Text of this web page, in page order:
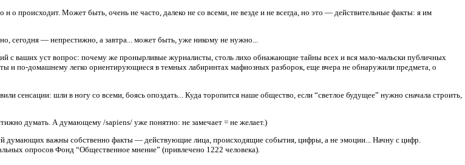
н о происходит. Может быть, очень не часто, далеко не со всеми, не везде и не всегда, но это — действительные факты: я им
сегодня — непрестижно, а завтра... может быть, уже никому не нужно...
с ваших уст вопрос: почему же пронырливые журналисты, столь лихо обнажающие тайны всех и вся мало-мальски публичных
и по-домашнему легко ориентирующиеся в темных лабиринтах мафиозных разборок, еще вчера не обнаружили предмета, о
сенсации: шли в ногу со всеми, боясь опоздать... Куда торопится наше общество, если “светлое будущее” нужно сначала строить,
думать. А думающему /sapiens/ уже понятно: не замечает = не желает.)
думающих важны собственно факты — действующие лица, происходящие события, цифры, а не эмоции... Начну с цифр.
опросов Фонд “Общественное мнение” (привлечено 1222 человека).